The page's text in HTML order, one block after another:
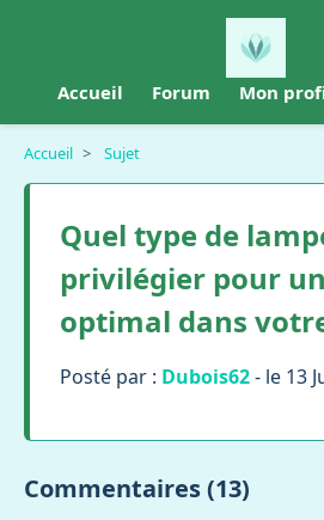
Accueil Forum Mon
Accueil > Sujet
Quel type de
privilégier pour
optimal dans
Posté par : Dubois62- le 13
Commentaires (13)